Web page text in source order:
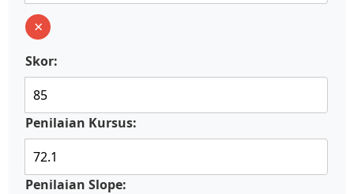
×
Skor:
Penilaian Kursus:
Penilaian Slope: